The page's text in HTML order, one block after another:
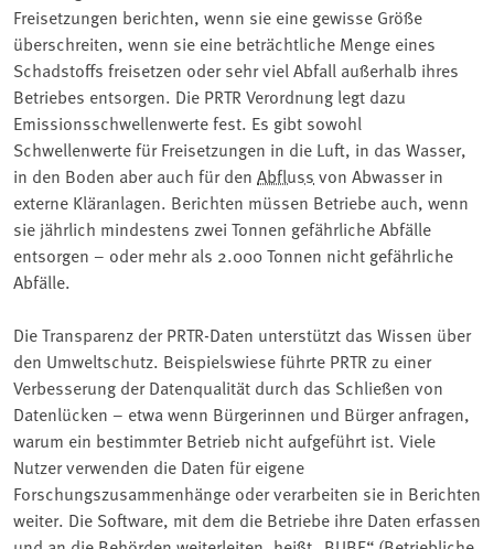
Freisetzungen berichten, wenn sie eine gewisse Größe
überschreiten, wenn sie eine beträchtliche Menge eines
Schadstoffs freisetzen oder sehr viel Abfall außerhalb ihres
Betriebes entsorgen. Die PRTR Verordnung legt dazu
Emissionsschwellenwerte fest. Es gibt sowohl
Schwellenwerte für Freisetzungen in die Luft, in das Wasser,
in den Boden aber auch für den Abfluss von Abwasser in
externe Kläranlagen. Berichten müssen Betriebe auch, wenn
sie jährlich mindestens zwei Tonnen gefährliche Abfälle
entsorgen – oder mehr als 2.000 Tonnen nicht gefährliche
Abfälle.
Die Transparenz der PRTR-Daten unterstützt das Wissen über
den Umweltschutz. Beispielswiese führte PRTR zu einer
Verbesserung der Datenqualität durch das Schließen von
Datenlücken – etwa wenn Bürgerinnen und Bürger anfragen,
warum ein bestimmter Betrieb nicht aufgeführt ist. Viele
Nutzer verwenden die Daten für eigene
Forschungszusammenhänge oder verarbeiten sie in Berichten
weiter. Die Software, mit dem die Betriebe ihre Daten erfassen